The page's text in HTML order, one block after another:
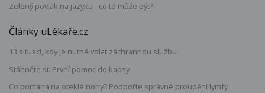
Zelený povlak na jazyku - co to může být?
Články uLékaře.cz
13 situací, kdy je nutné volat záchrannou službu
Stáhněte si: První pomoc do kapsy
Co pomáhá na oteklé nohy? Podpořte správné proudění lymfy